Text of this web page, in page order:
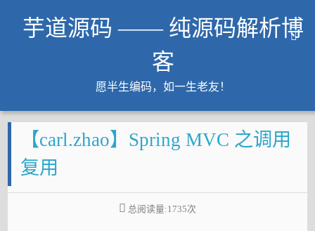
芋道源码 —— 纯源码解析博
客
愿半生编码，如一生老友！
文章
知识星球
Github
【carl.zhao】Spring MVC 之调用
复用
总阅读量:1735次